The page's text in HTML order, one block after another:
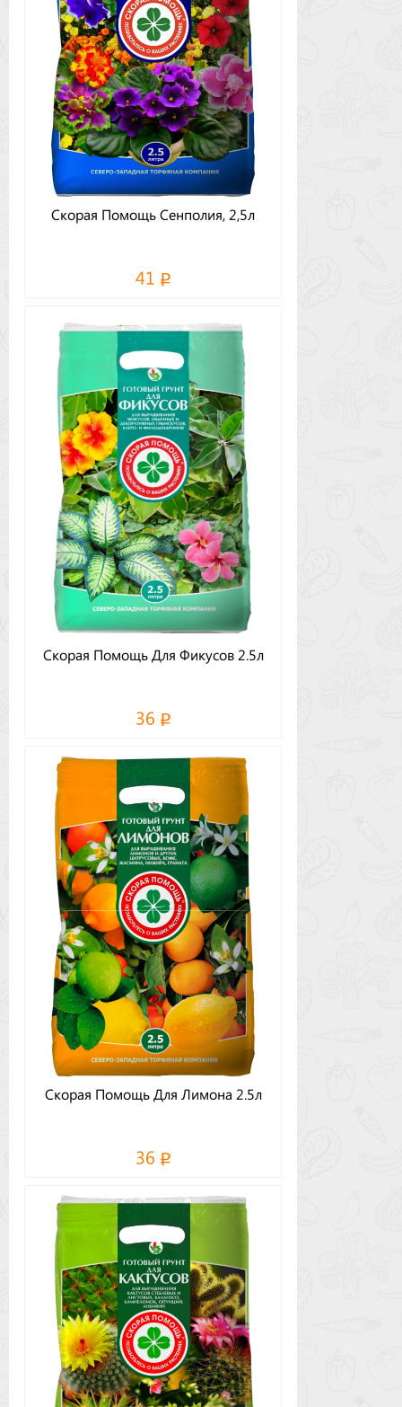
Скорая Помощь Сенполия, 2,5л
41
Скорая Помощь Для Фикусов 2.5л
36
Скорая Помощь Для Лимона 2.5л
36